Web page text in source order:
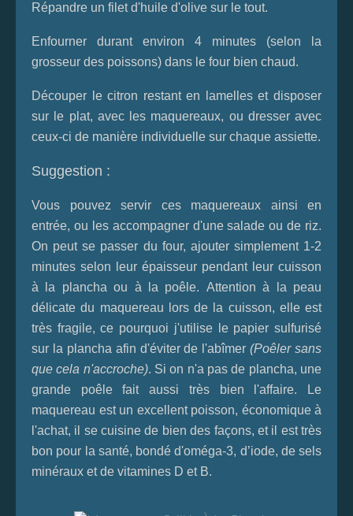
Répandre un filet d'huile d'olive sur le tout.
Enfourner durant environ 4 minutes (selon la
grosseur des poissons) dans le four bien chaud.
Découper le citron restant en lamelles et disposer
sur le plat, avec les maquereaux, ou dresser avec
ceux-ci de manière individuelle sur chaque assiette.
Suggestion :
Vous pouvez servir ces maquereaux ainsi en
entrée, ou les accompagner d'une salade ou de riz.
On peut se passer du four, ajouter simplement 1-2
minutes selon leur épaisseur pendant leur cuisson
à la plancha ou à la poêle. Attention à la peau
délicate du maquereau lors de la cuisson, elle est
très fragile, ce pourquoi j'utilise le papier sulfurisé
sur la plancha afin d'éviter de l'abîmer(Poêler sans
que cela n'accroche). Si on n'a pas de plancha, une
grande poêle fait aussi très bien l'affaire. Le
maquereau est un excellent poisson, économique à
l'achat, il se cuisine de bien des façons, et il est très
bon pour la santé, bondé d'oméga-3, d’iode, de sels
minéraux et de vitamines D et B.